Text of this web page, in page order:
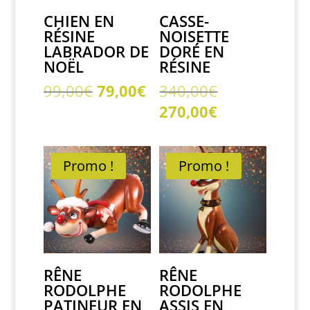
CHIEN EN
RÉSINE
LABRADOR DE
NOËL
99,00€ Le
était :
99,00€.
79,00€Le
prix
actuel
est :
79,00€.
CASSE-
NOISETTE
DORÉ EN
RÉSINE
340,00€Le
prix
était :
340,00€.
270,00€Le
actuel
est :
270,00€.
Promo !
RÊNE
RODOLPHE
PATINEUR EN
Promo !
RÊNE
RODOLPHE
ASSIS EN